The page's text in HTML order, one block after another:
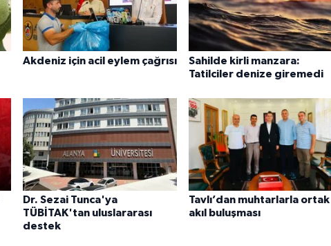
Akdeniz için acil eylem çağrısı
Sahilde kirli manzara:
Tatilciler denize giremedi
Dr. Sezai Tunca'ya
TÜBİTAK'tan uluslararası
destek
Tavlı’dan muhtarlarla ortak
akıl buluşması